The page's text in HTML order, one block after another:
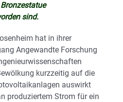
sind.
hat in ihrer
Angewandte Forschung
kurzzeitig auf die
auswirkt
produziertem Strom für ein